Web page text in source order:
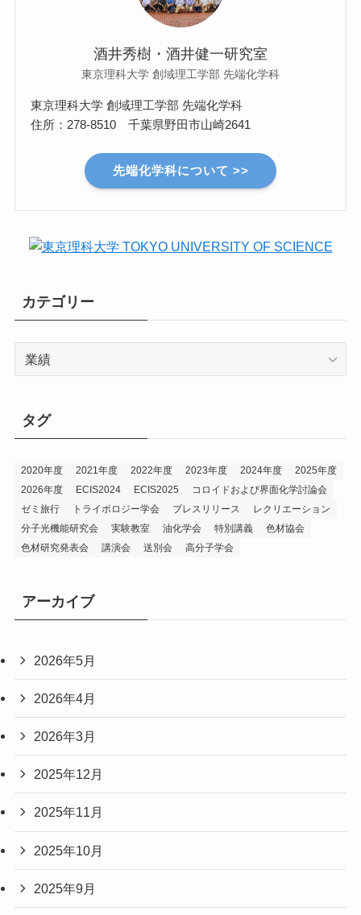
酒井秀樹・酒井健一研究室
東京理科大学 創域理工学部 先端化学科
東京理科大学 創域理工学部 先端化学科
住所：278-8510 千葉県野田市山崎2641
先端化学科について >>
カテゴリー
ー
タグ
2020年度 2021年度 2022年度 2023年度 2024年度
2025年度
2026年度
ECIS2024 ECIS2025
コロイドおよび界面化学討論会
ゼミ旅行
トライボロジー学会 プレスリリース
レクリエーション
分子光機能研究会
実験教室 油化学会 特別講義
色材協会
色材研究発表会
講演会 送別会 高分子学会
アーカイブ
2026年5月
2026年4月
2026年3月
2025年12月
2025年11月
2025年10月
2025年9月